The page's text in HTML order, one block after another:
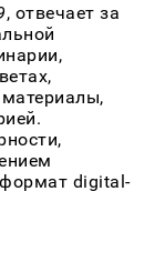
, отвечает за
digital-